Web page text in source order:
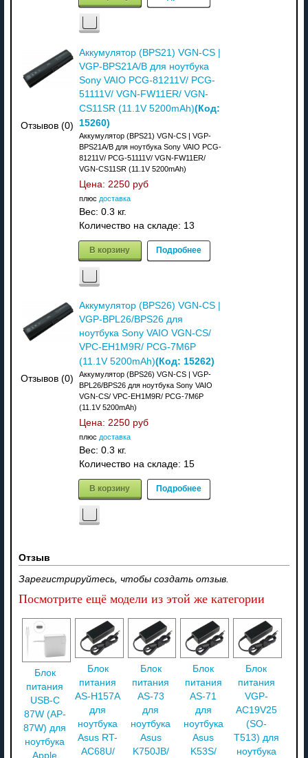
Отзывов (0)
Аккумулятор (BPS21) VGN-CS |
VGP-BPS21A/B для ноутбука
Sony VAIO PCG-81211V/ PCG-
51111V/ VGN-FW11ER/ VGN-
CS11SR (11.1V 5200mAh)(Код:
15260)
Аккумулятор (BPS21) VGN-CS | VGP-
BPS21A/B для ноутбука Sony VAIO PCG-
81211V/ PCG-51111V/ VGN-FW11ER/
VGN-CS11SR (11.1V 5200mAh)
Цена: 2250 руб
плюс доставка
Вес: 0.3 кг.
Количество на складе: 13
В корзину Подробнее
Отзывов (0)
Аккумулятор (BPS26) VGN-CS |
VGP-BPL26/BPS26 для
ноутбука Sony VAIO VGN-CS/
VPC-EH1M9R/ PCG-7M6P
(11.1V 5200mAh)(Код: 15262)
Аккумулятор (BPS26) VGN-CS | VGP-
BPL26/BPS26 для ноутбука Sony VAIO
VGN-CS/ VPC-EH1M9R/ PCG-7M6P
(11.1V 5200mAh)
Цена: 2250 руб
плюс доставка
Вес: 0.3 кг.
Количество на складе: 15
В корзину Подробнее
Отзыв
Зарегистрируйтесь, чтобы создать отзыв.
Посмотрите ещё модели из этой же категории
Блок
питания
USB-C
87W (AP-
87W) для
ноутбука
Apple
Блок
питания
AS-H157A
для
ноутбука
Asus RT-
AC68U/
Блок
питания
AS-73
для
ноутбука
Asus
K750JB/
Блок
питания
AS-71
для
ноутбука
Asus
K53S/
Блок
питания
VGP-
AC19V25
(SO-
T513) для
ноутбука